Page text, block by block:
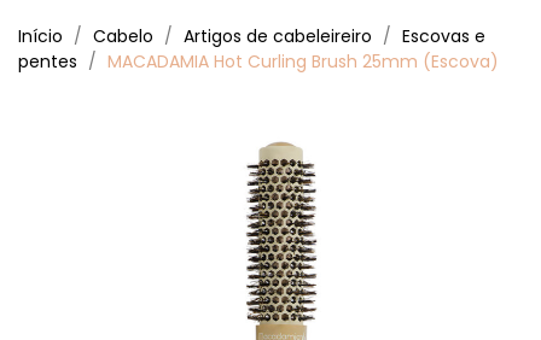
Início Cabelo Artigos de cabeleireiro
Escovas e
pentes
MACADAMIA Hot Curling Brush 25mm (Escova)